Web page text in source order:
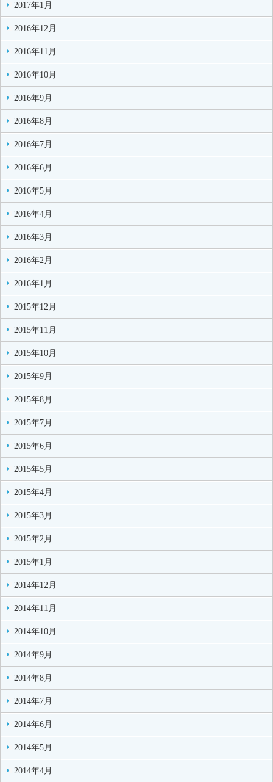
2017年1月
2016年12月
2016年11月
2016年10月
2016年9月
2016年8月
2016年7月
2016年6月
2016年5月
2016年4月
2016年3月
2016年2月
2016年1月
2015年12月
2015年11月
2015年10月
2015年9月
2015年8月
2015年7月
2015年6月
2015年5月
2015年4月
2015年3月
2015年2月
2015年1月
2014年12月
2014年11月
2014年10月
2014年9月
2014年8月
2014年7月
2014年6月
2014年5月
2014年4月